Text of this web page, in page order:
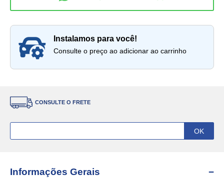
instalamos para você!
Consulte o preço ao adicionar ao carrinho
CONSULTE O FRETE
Informações Gerais